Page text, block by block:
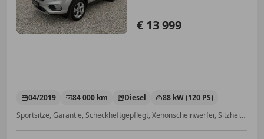
€ 13 999
04/2019 84 000 km Diesel
88 kW (120 PS)
Sportsitze, Garantie, Scheckheftgepflegt, Xenonscheinwerfer, Sitzheizung, Tempomat, Regensensor, ABS